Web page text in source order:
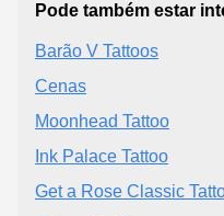
Pode também estar
Barão V Tattoos
Cenas
Moonhead Tattoo
Ink Palace Tattoo
Get a Rose Classic